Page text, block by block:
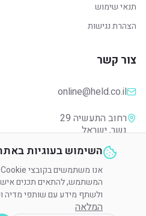
תנאי שימוש
הצהרת נגישות
צור קשר
online@held.co.il
נשר, ישראל
© 2024 HELD. כל הזכויות שמורות.
השימוש בעוגיות
המשתמש, להתאים תכנים
ולשתף מידע עם שותפי מדיה
המלאה